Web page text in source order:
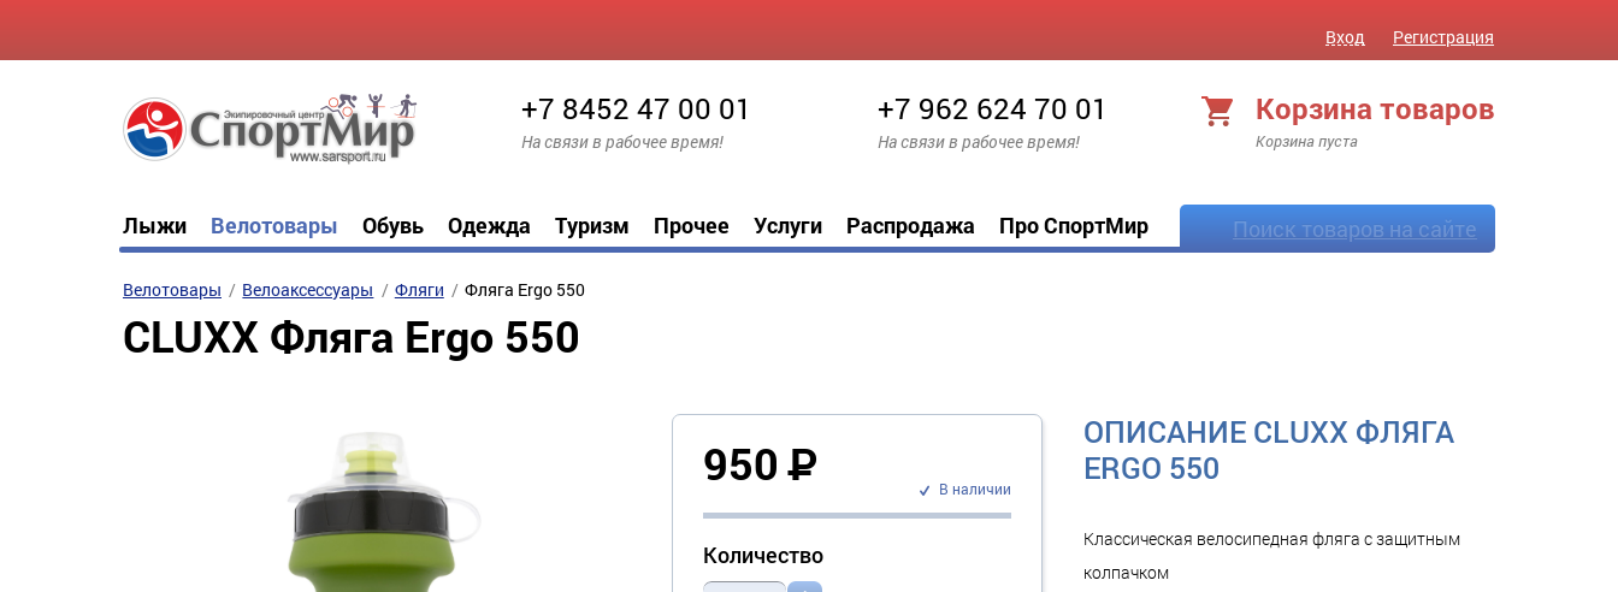
Вход Регистрация
+7 8452 47 00 01
На связи в рабочее время!
+7 962 624 70 01
На связи в рабочее время!
Корзина товаров
Корзина пуста
Лыжи Велотовары Обувь Одежда Туризм Прочее Услуги Распродажа Про СпортМир Поиск товаров на сайте
Велотовары Велоаксессуары Фляги Фляга Ergo 550
CLUXX Фляга Ergo 550
950Р В наличии
Количество
ОПИСАНИЕ CLUXX ФЛЯГА
ERGO 550
Классическая велосипедная фляга с защитным
колпачком